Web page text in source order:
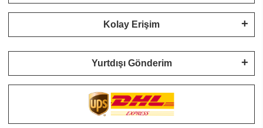
Kolay Erişim
Yurtdışı Gönderim